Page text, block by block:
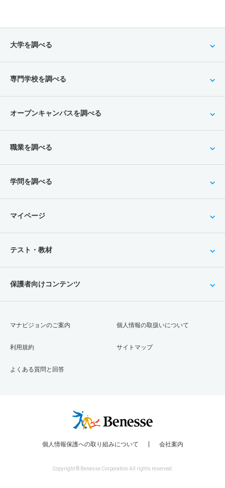
大学を調べる
専門学校を調べる
オープンキャンパスを調べる
職業を調べる
学問を調べる
マイページ
テスト・教材
保護者向けコンテンツ
マナビジョンのご案内
利用規約
よくある質問と回答
個人情報の取扱いについて
サイトマップ
個人情報保護への取り組みについて 会社案内
Copyright © Benesse Corporation All rights reserved.